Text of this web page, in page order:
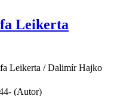
Leikerta
Leikerta / Dalimír Hajko
(Autor)